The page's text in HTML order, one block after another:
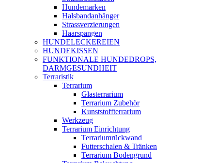
Hundemarken
Halsbandanhänger
Strassverzierungen
Haarspangen
HUNDELECKEREIEN
HUNDEKISSEN
FUNKTIONALE HUNDEDROPS,
DARMGESUNDHEIT
Terraristik
Terrarium
Glasterrarium
Terrarium Zubehör
Kunststoffterrarium
Werkzeug
Terrarium Einrichtung
Terrariumrückwand
Futterschalen & Tränken
Terrarium Bodengrund